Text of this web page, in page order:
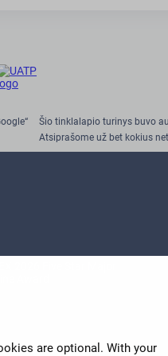
are optional. With your
Šio tinklalapio turinys buvo
Atsiprašome už bet kokius